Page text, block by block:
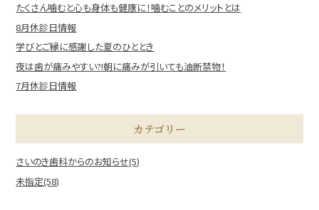
たくさん噛むと心も身体も健康に！噛むことのメリットとは
8月休診日情報
学びとご縁に感謝した夏のひととき
夜は歯が痛みやすい?!朝に痛みが引いても油断禁物！
7月休診日情報
カテゴリー
さいのき歯科からのお知らせ(5)
未指定(58)